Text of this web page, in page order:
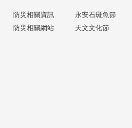
防災相關資訊
防災相關網站
永安石斑魚節
天文文化節